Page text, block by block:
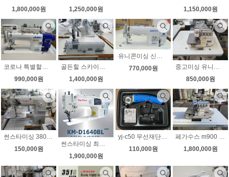
1,800,000원
1,250,000원
1,150,000원
코로나 특별할인 8월5대한정 초특가할인 주키 공업용 자동사절미싱 DDL-7000A-7 주키칠천이 주키7000 JUKI7000 고급 롤러노루발 2가지 증정 무료배송
990,000원
골든힐 스카이빙 명품스카이빙 스키 가죽피할기 대만 무소음모터 무료배송
1,400,000원
유니콘미싱 신제품 다이렉트 내장형 반자동 공업용미싱 515D 모터직결형이라 벨트가없어 소음 진동 확실히 조용합니다 노루발8가지 전국무료배송 고급재단가위 증정
770,000원
중고미싱 유니콘 공업용오버록 니혼오버 m752-13h 무소음모터 인타록(날라리) 무료배송
850,000원
썬스타미싱 380 타프미싱 소가마용 평판테이블 스텐 끼우고 나사하나만 조여주면 흔들림없이 완벽
150,000원
썬스타미싱 최신형 다이렉트 롱암 상하송 자동사절미싱 KM-D1640BL-7 사은품 고급무선 전동가위 증정
1,900,000원
yj-c50 무선재단기 충전재단기 원단재단기 미니재단기 사용편리 초보자도 쉽게사용
110,000원
페가수스 m900 블루 다이렉트 m932-86 후물용인타 그물미싱 그물오버록 새제품
1,800,000원